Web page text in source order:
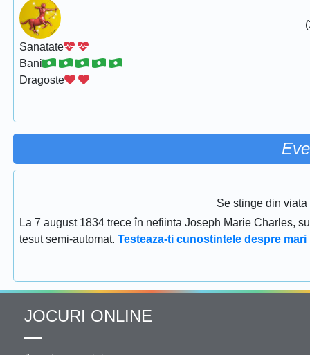
Sanatate
Bani
Dragoste
Se stinge din
La 7 august 1834 trece în nefiinta Joseph Marie Charles,
tesut semi-automat. Testeaza-ti cunostintele despre
JOCURI ONLINE